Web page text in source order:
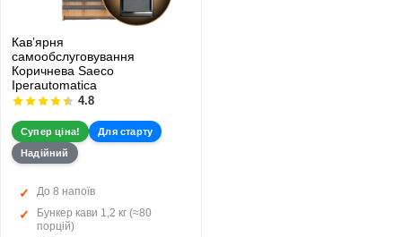
Кавʼярня
самообслуговування
Коричнева Saeco
Iperautomatica
4.8
Супер ціна!
Для старту
Надійний
До 8 напоїв
Бункер кави 1,2 кг (≈80
порцій)